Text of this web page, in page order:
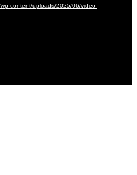
content/uploads/2025/06/video-